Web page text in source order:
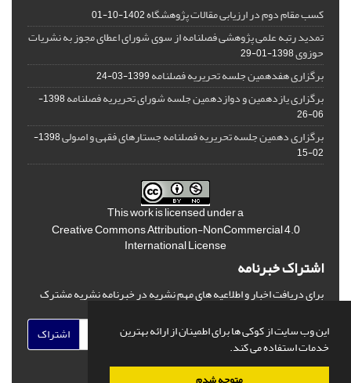
این وب سایت از کوکی ها برای اطمینان از ارائه بهترین
خدمات استفاده می کند.
کسب مقام دوم در ارزیابی مقالات پژوهشگاه1402-10-01
تمدید رتبه علمی پژوهشی فصلنامه از سوی شورای اعطای مجوز به نشریات
حوزوی1398-01-29
برگزاری هفدهمین جلسه تحریریه فصلنامه1399-03-24
برگزاری یازدهمین و دوازدهمین جلسه شورای تحریریه فصلنامه
1398-
06-26
برگزاری دهمین جلسه تحریریه فصلنامه جستارهای فقهی و اصولی
1398-
02-15
This work is licensed under a
Creative Commons Attribution-NonCommercial 4.0
International License
اشتراک خبرنامه
برای دریافت اخبار و اطلاعیه های مهم نشریه در خبرنامه نشریه مشترک
اشتراک